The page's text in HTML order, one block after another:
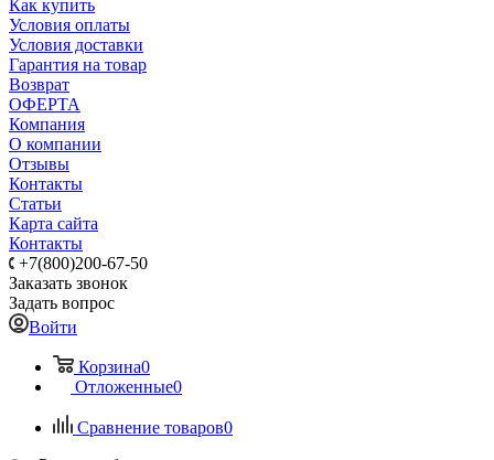
Как купить
Условия оплаты
Условия доставки
Гарантия на товар
Возврат
ОФЕРТА
Компания
О компании
Отзывы
Контакты
Статьи
Карта сайта
Контакты
+7(800)200-67-50
Заказать звонок
Задать вопрос
Войти
Корзина0
Отложенные0
Сравнение товаров0